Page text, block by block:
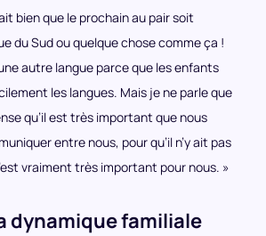
bien que le prochain au pair soit
du Sud ou quelque chose comme ça !
autre langue parce que les enfants
les langues. Mais je ne parle que
qu’il est très important que nous
entre nous, pour qu’il n’y ait pas
vraiment très important pour nous. »
dynamique familiale